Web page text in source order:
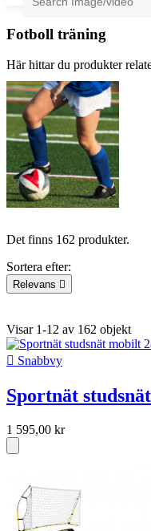
Fotboll träning
Här hittar du produkter
Det finns 162 produkter.
Sortera efter:
Relevans 
Visar 1-12 av 162 objekt
 Snabbvy
Sportnät
1 595,00 kr